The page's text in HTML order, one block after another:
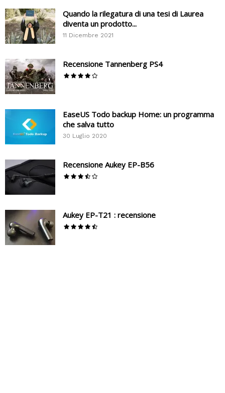
Quando la rilegatura di una tesi di Laurea
diventa un prodotto...
11 Dicembre 2021
Recensione Tannenberg PS4
EaseUS Todo backup Home: un programma
che salva tutto
30 Luglio 2020
Recensione Aukey EP-B56
Aukey EP-T21 : recensione